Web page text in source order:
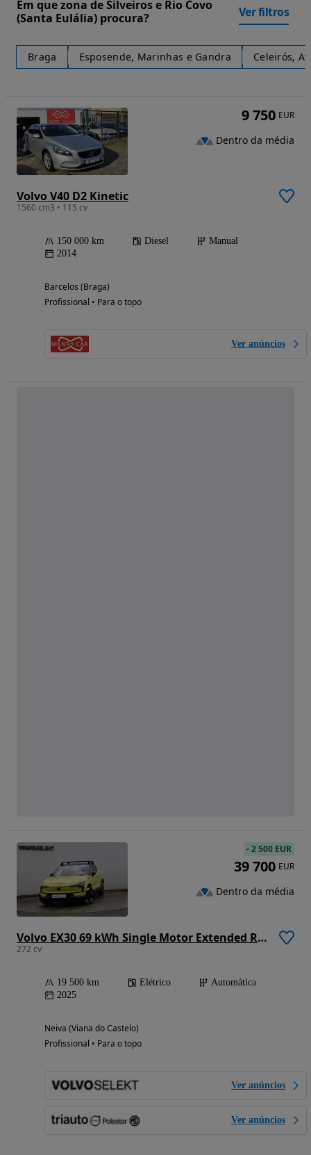
Em que zona de Silveiros e Rio Covo
(Santa Eulália) procura?
Ver filtros
Braga Esposende, Marinhas e Gandra Celeirós,
Volvo V40 D2 Kinetic
1560 cm3 • 115 cv
150 000 km Diesel
Manual
2014
Barcelos (Braga)
Profissional • Para o topo
Ver anúncios
9 750 EUR
Dentro da média
Volvo EX30 69 kWh Single Motor Extended Range Ultra
272 cv
19 500 km Elétrico
Automática
2025
Neiva (Viana do Castelo)
Profissional • Para o topo
Ver anúncios
Ver anúncios
-2 500 EUR
39 700 EUR
Dentro da média